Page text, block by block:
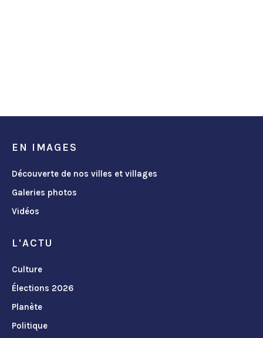
EN IMAGES
Découverte de nos villes et villages
Galeries photos
Vidéos
L'ACTU
Culture
Élections 2026
Planète
Politique